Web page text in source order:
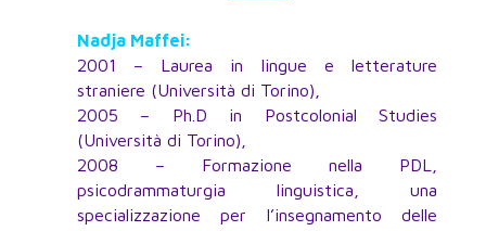
Nadja Maffei:
2001 – Laurea in lingue e letterature
straniere (Università di Torino),
2005 – Ph.D in Postcolonial Studies
(Università di Torino),
2008 – Formazione nella PDL,
psicodrammaturgia linguistica, una
specializzazione per l’insegnamento delle